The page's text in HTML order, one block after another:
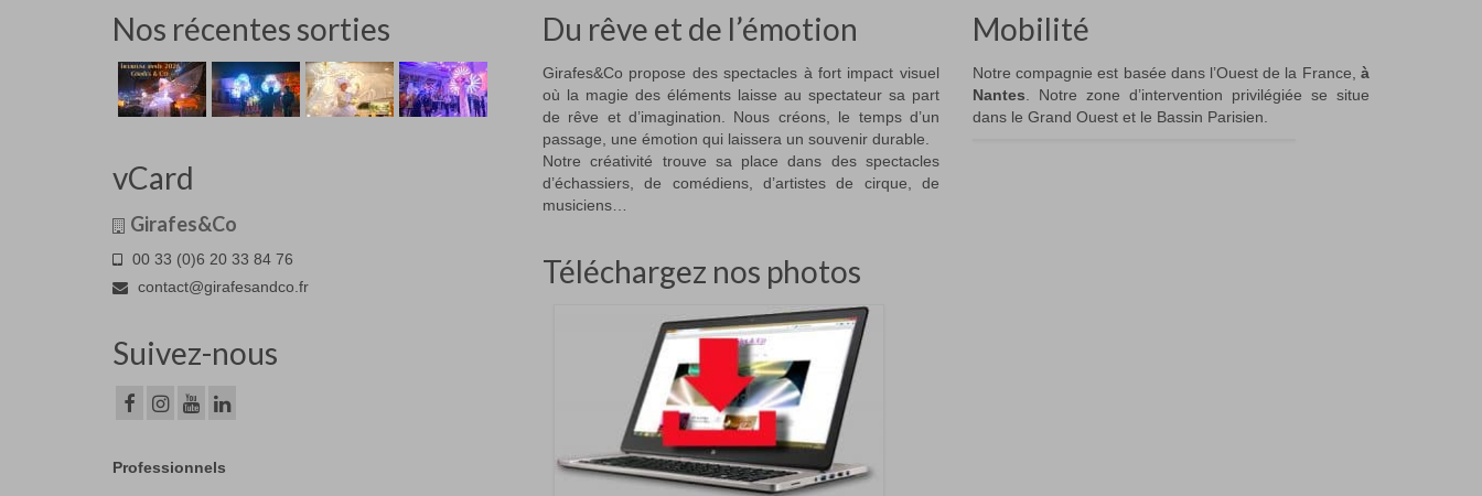
Nos récentes sorties
vCard
Girafes&Co
00 33 (0)6 20 33 84 76
contact@girafesandco.fr
Suivez-nous
Professionnels
Du rêve et de l’émotion
Girafes&Co propose des spectacles à fort impact visuel
où la magie des éléments laisse au spectateur sa part
de rêve et d’imagination. Nous créons, le temps d’un
passage, une émotion qui laissera un souvenir durable.
Notre créativité trouve sa place dans des spectacles
d’échassiers, de comédiens, d’artistes de cirque, de
musiciens…
Téléchargez nos photos
Mobilité
Notre compagnie est basée dans l’Ouest de la France, à
Nantes . Notre zone d’intervention privilégiée se situe
dans le Grand Ouest et le Bassin Parisien.